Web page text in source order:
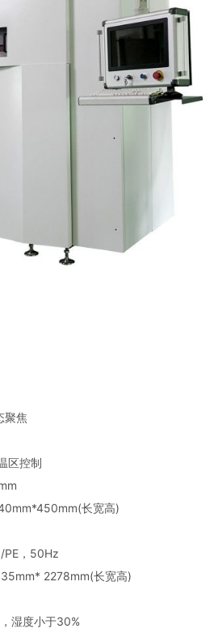
聚焦
区控制
长宽高)
PE，50Hz
2278mm(长宽高)
湿度小于30%